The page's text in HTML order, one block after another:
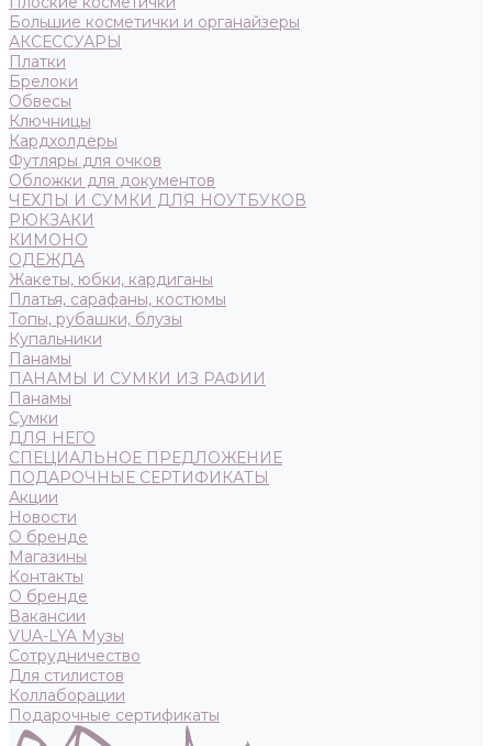
Большие косметички и органайзеры
АКСЕССУАРЫ
Платки
Брелоки
Обвесы
Ключницы
Кардхолдеры
Футляры для очков
Обложки для документов
ЧЕХЛЫ И СУМКИ ДЛЯ НОУТБУКОВ
РЮКЗАКИ
КИМОНО
ОДЕЖДА
Жакеты, юбки, кардиганы
Платья, сарафаны, костюмы
Топы, рубашки, блузы
Купальники
Панамы
ПАНАМЫ И СУМКИ ИЗ РАФИИ
Панамы
Сумки
ДЛЯ НЕГО
СПЕЦИАЛЬНОЕ ПРЕДЛОЖЕНИЕ
ПОДАРОЧНЫЕ СЕРТИФИКАТЫ
Акции
Новости
О бренде
Магазины
Контакты
О бренде
Вакансии
VUA-LYA Музы
Сотрудничество
Для стилистов
Коллаборации
Подарочные сертификаты